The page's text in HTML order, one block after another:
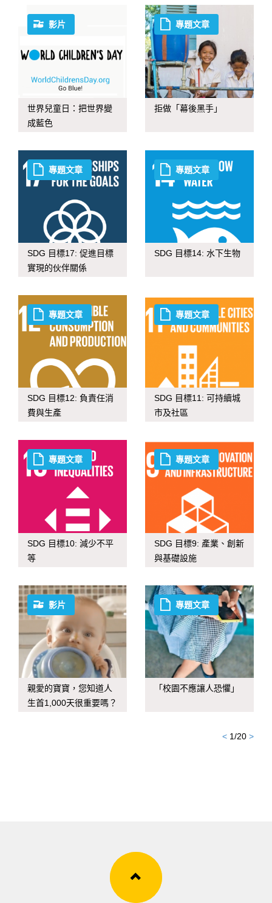
影片
世界兒童日：把世界變
成藍色
專題文章
拒做「幕後黑手」
專題文章
SDG 目標17: 促進目標
實現的伙伴關係
專題文章
SDG 目標14: 水下生物
專題文章
SDG 目標12: 負責任消
費與生產
專題文章
SDG 目標11: 可持續城
市及社區
專題文章
SDG 目標10: 減少不平
等
專題文章
SDG 目標9: 產業、創新
與基礎設施
影片
親愛的寶寶，您知道人
生首1,000天很重要嗎？
專題文章
「校園不應讓人恐懼」
< 1/20 >